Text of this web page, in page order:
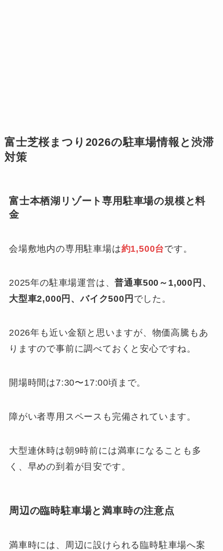
富士芝桜まつり2026の駐車場情報と渋滞
対策
富士本栖湖リゾート専用駐車場の規模と料
金
会場敷地内の専用駐車場は約1,500台です。
2025年の駐車場運営は、普通車500～1,000円、
大型車2,000円、バイク500円 でした。
2026年も近い金額と思いますが、物価高騰もあ
りますので事前に調べておくと安心ですね。
開場時間は7:30〜17:00頃まで。
障がい者専用スペースも完備されています。
大型連休時は朝9時前には満車になることも多
く、早めの到着が目安です。
周辺の臨時駐車場と満車時の注意点
満車時には、周辺に設けられる臨時駐車場へ案